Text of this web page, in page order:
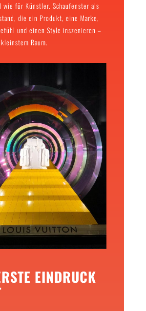
wie für Künstler. Schaufenster als
die ein Produkt, eine Marke,
und einen Style inszenieren –
Raum.
EINDRUCK